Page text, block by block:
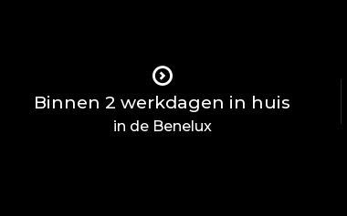
Binnen 2 werkdagen in huis
in de Benelux